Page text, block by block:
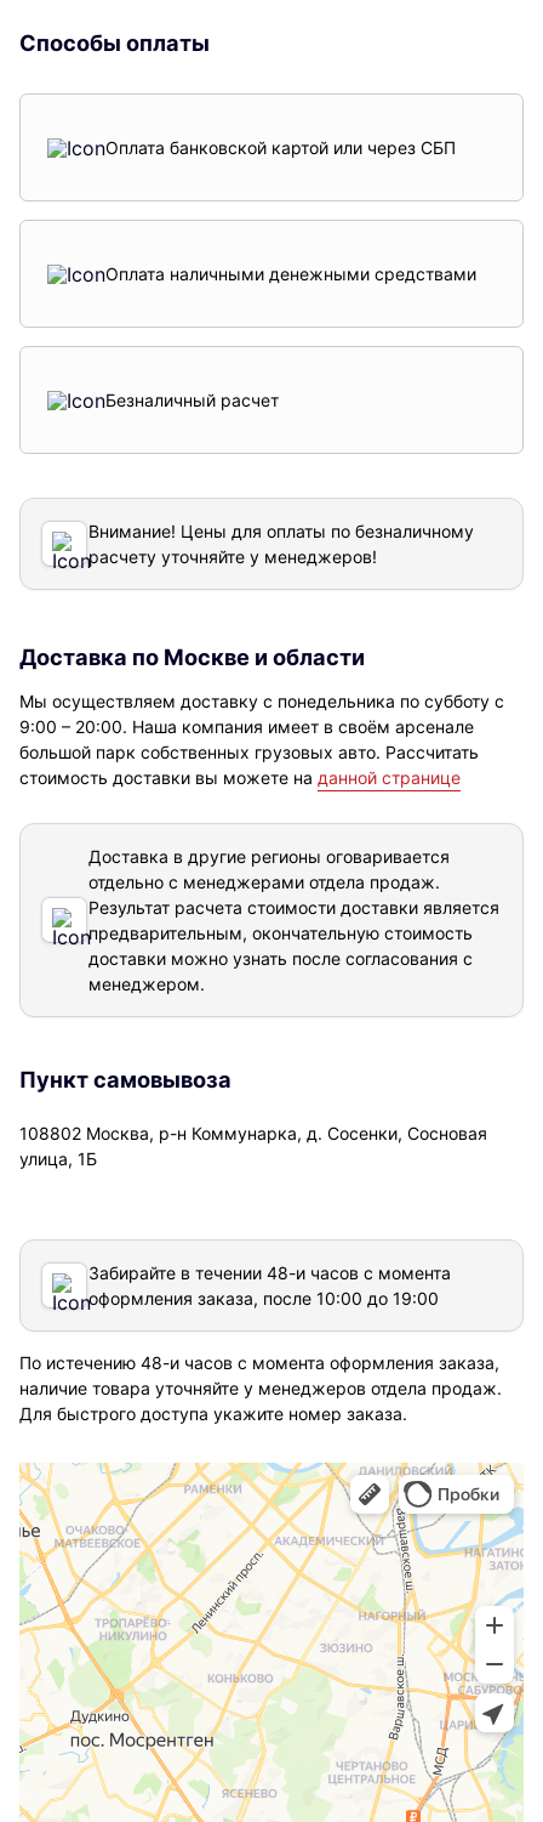
Способы оплаты
Оплата банковской картой или через СБП
Оплата наличными денежными средствами
Безналичный расчет
Внимание! Цены для оплаты по безналичному
расчету уточняйте у менеджеров!
Доставка по Москве и области
Мы осуществляем доставку с понедельника по субботу с
9:00 – 20:00. Наша компания имеет в своём арсенале
большой парк собственных грузовых авто. Рассчитать
стоимость доставки вы можете на данной странице
Доставка в другие регионы оговаривается
отдельно с менеджерами отдела продаж.
Результат расчета стоимости доставки является
предварительным, окончательную стоимость
доставки можно узнать после согласования с
менеджером.
Пункт самовывоза
108802 Москва, р-н Коммунарка, д. Сосенки, Сосновая
улица, 1Б
Забирайте в течении 48-и часов с момента
оформления заказа, после 10:00 до 19:00
По истечению 48-и часов с момента оформления заказа,
наличие товара уточняйте у менеджеров отдела продаж.
Для быстрого доступа укажите номер заказа.